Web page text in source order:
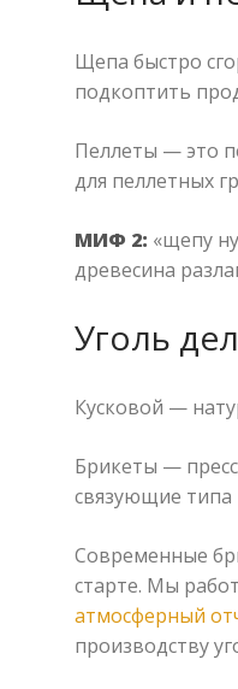
Щепа быстро
подкоптить
Пеллеты — это
для пеллетных
МИФ 2: «щепу
древесина
Уголь
Кусковой —
Брикеты —
связующие типа
Современные
старте. Мы
атмосферный
производству